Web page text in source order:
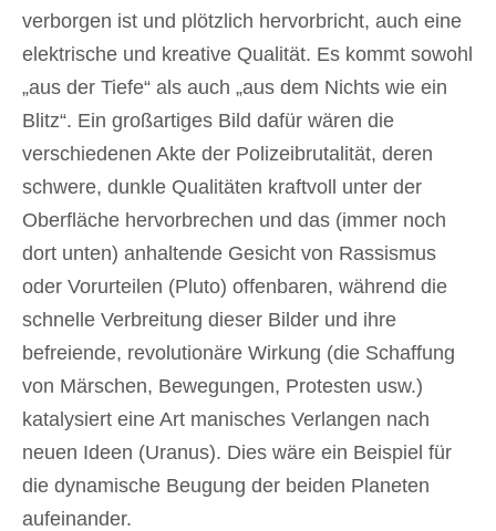
verborgen ist und plötzlich hervorbricht, auch eine
elektrische und kreative Qualität. Es kommt sowohl
„aus der Tiefe“ als auch „aus dem Nichts wie ein
Blitz“. Ein großartiges Bild dafür wären die
verschiedenen Akte der Polizeibrutalität, deren
schwere, dunkle Qualitäten kraftvoll unter der
Oberfläche hervorbrechen und das (immer noch
dort unten) anhaltende Gesicht von Rassismus
oder Vorurteilen (Pluto) offenbaren, während die
schnelle Verbreitung dieser Bilder und ihre
befreiende, revolutionäre Wirkung (die Schaffung
von Märschen, Bewegungen, Protesten usw.)
katalysiert eine Art manisches Verlangen nach
neuen Ideen (Uranus). Dies wäre ein Beispiel für
die dynamische Beugung der beiden Planeten
aufeinander.